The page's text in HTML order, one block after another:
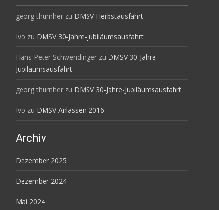
georg thurnher zu DMSV Herbstausfahrt
Ivo zu DMSV 30-Jahre-Jubiläumsausfahrt
Hans Peter Schwendinger zu DMSV 30-Jahre-
Jubiläumsausfahrt
georg thurnher zu DMSV 30-Jahre-Jubiläumsausfahrt
Ivo zu DMSV Anlassen 2016
Archiv
Dezember 2025
Dezember 2024
Mai 2024